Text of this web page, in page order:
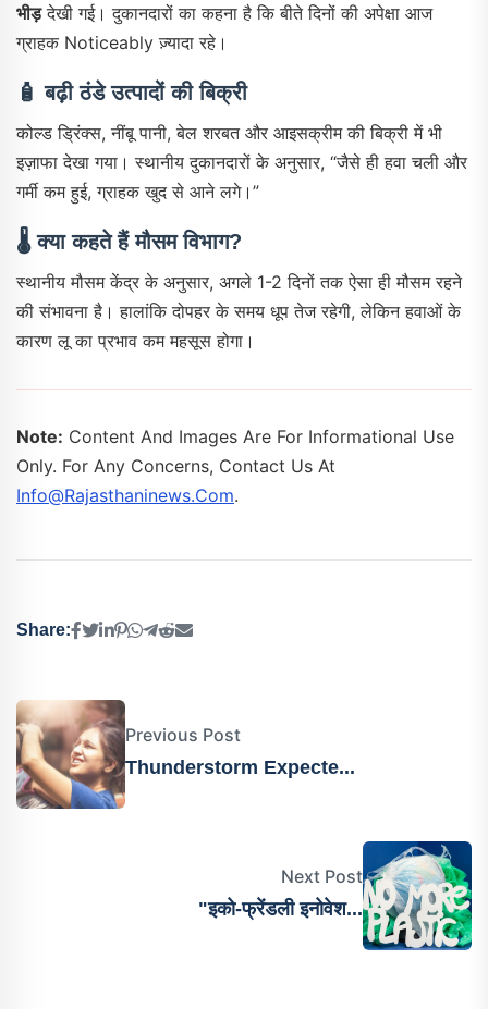
भीड़देखी गई। दुकानदारों का कहना है कि बीते दिनों की अपेक्षा आज
ग्राहक Noticeably ज़्यादा रहे।
🧴बढ़ी ठंडे उत्पादों की बिक्री
कोल्ड ड्रिंक्स, नींबू पानी, बेल शरबत और आइसक्रीम की बिक्री में भी
इज़ाफा देखा गया। स्थानीय दुकानदारों के अनुसार, “जैसे ही हवा चली और
गर्मी कम हुई, ग्राहक खुद से आने लगे।”
🌡️क्या कहते हैं मौसम विभाग?
स्थानीय मौसम केंद्र के अनुसार, अगले 1-2 दिनों तक ऐसा ही मौसम रहने
की संभावना है। हालांकि दोपहर के समय धूप तेज रहेगी, लेकिन हवाओं के
कारण लू का प्रभाव कम महसूस होगा।
Note: Content And Images Are For Informational Use
Only. For Any Concerns, Contact Us At
Info@rajasthaninews.com.
Share:
Previous Post
Thunderstorm Expecte...
Next Post
"इको-फ्रेंडली इनोवेश...